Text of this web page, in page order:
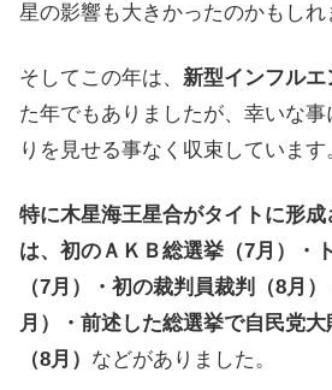
星の影響も大きかったのかもしれ
そしてこの年は、 新型インフルエ
た年でもありましたが、幸いな
りを見せる事なく収束しています
特に木星海王星合がタイトに形
は、初のＡＫＢ総選挙（7月）・
（7月）・初の裁判員裁判（8月
月）・前述した総選挙で自民党
（8月） などがありました。